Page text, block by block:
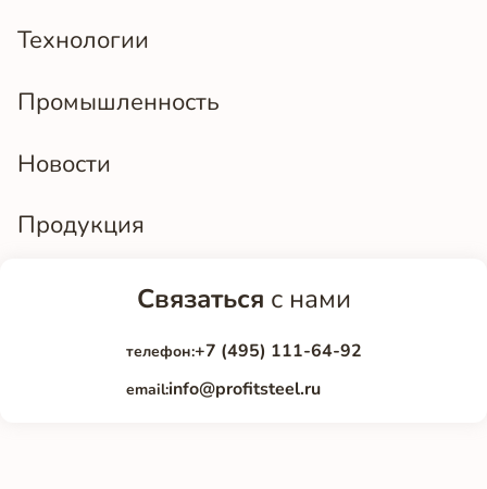
Технологии
Промышленность
Новости
Продукция
Связаться с нами
телефон:+7 (495) 111-64-92
email:info@profitsteel.ru